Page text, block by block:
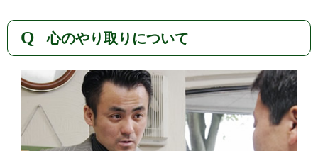
心のやり取りについて